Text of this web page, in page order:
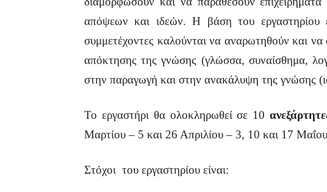
απόψεων και ιδεών. Η βάση του εργαστηρίου
συμμετέχοντες καλούνται να αναρωτηθούν και
απόκτησης της γνώσης (γλώσσα, συναίσθημα,
στην παραγωγή και στην ανακάλυψη της γνώσης
Το εργαστήρι θα ολοκληρωθεί σε 10
Μαρτίου – 5 και 26 Απριλίου – 3, 10 και 17
Στόχοι του εργαστηρίου είναι: